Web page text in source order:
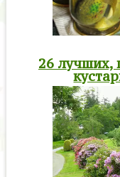
26 лучших,